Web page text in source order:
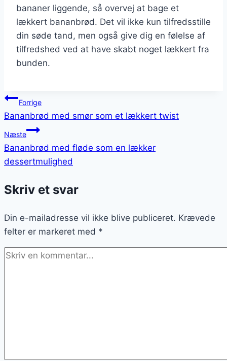
bananer liggende, så overvej at bage et
lækkert bananbrød. Det vil ikke kun tilfredsstille
din søde tand, men også give dig en følelse af
tilfredshed ved at have skabt noget lækkert fra
bunden.
Indlægsnavigation
Forrige
Bananbrød med smør som et lækkert twist
Næste
Bananbrød med fløde som en lækker
dessertmulighed
Skriv et svar
Din e-mailadresse vil ikke blive publiceret. Krævede
felter er markeret med *